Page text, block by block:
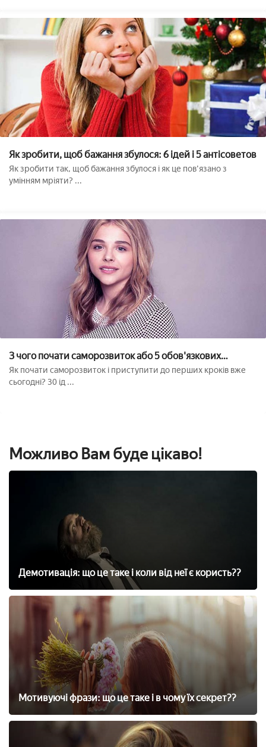
Як зробити, щоб бажання збулося: 6 ідей і 5 антісоветов
Як зробити так, щоб бажання збулося і як це пов'язано з
умінням мріяти? ...
З чого почати саморозвиток або 5 обов'язкових
перших кроків.
Як почати саморозвиток і приступити до перших кроків вже
сьогодні? 30 ід ...
Можливо Вам буде цікаво!
Демотивація: що це таке і коли від неї є користь??
Мотивуючі фрази: що це таке і в чому їх секрет??